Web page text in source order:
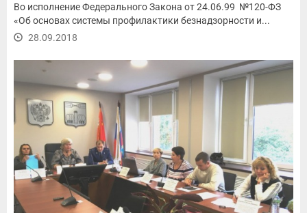
Во исполнение Федерального Закона от 24.06.99 №120-ФЗ
«Об основах системы профилактики безнадзорности и...
28.09.2018